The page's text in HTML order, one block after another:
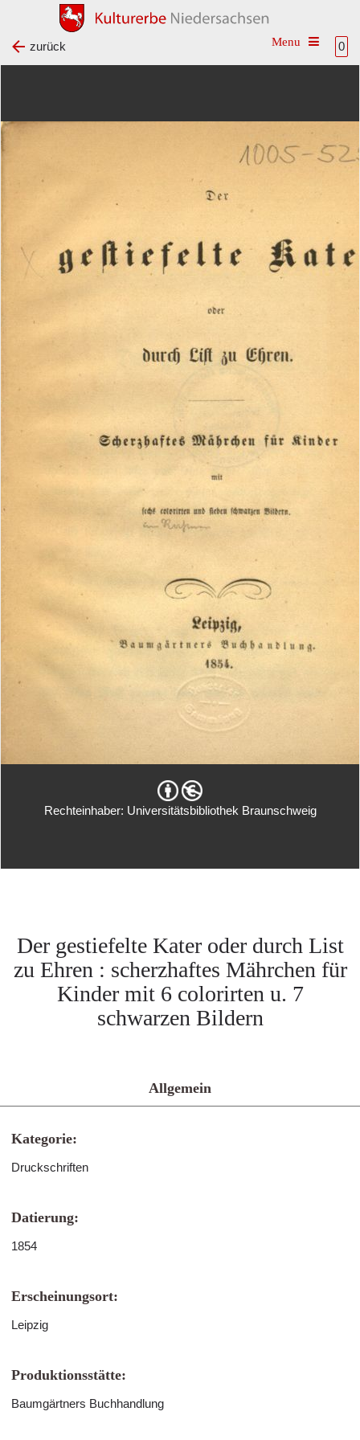
0
Toggle
zurück
Rechteinhaber: Universitätsbibliothek Braunschweig
Der gestiefelte Kater oder durch List
zu Ehren : scherzhaftes Mährchen für
Kinder mit 6 colorirten u. 7
schwarzen Bildern
Allgemein
Kategorie:
Druckschriften
Datierung:
1854
Erscheinungsort:
Leipzig
Produktionsstätte:
Baumgärtners Buchhandlung